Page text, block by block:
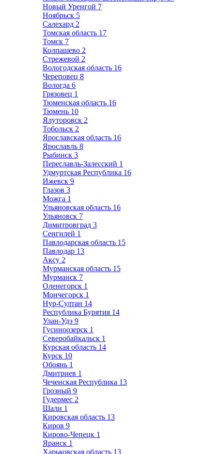
Новый Уренгой 7
Ноябрьск 5
Салехард 2
Томская область 17
Томск 7
Колпашево 2
Стрежевой 2
Вологодская область 16
Череповец 8
Вологда 6
Грязовец 1
Тюменская область 16
Тюмень 10
Ялуторовск 2
Тобольск 2
Ярославская область 16
Ярославль 8
Рыбинск 3
Переславль-Залесский 1
Удмуртская Республика 16
Ижевск 9
Глазов 3
Можга 1
Ульяновская область 16
Ульяновск 7
Димитровград 3
Сенгилей 1
Павлодарская область 15
Павлодар 13
Аксу 2
Мурманская область 15
Мурманск 7
Оленегорск 1
Мончегорск 1
Нур-Султан 14
Республика Бурятия 14
Улан-Удэ 9
Гусиноозерск 1
Северобайкальск 1
Курская область 14
Курск 10
Обоянь 1
Дмитриев 1
Чеченская Республика 13
Грозный 9
Гудермес 2
Шали 1
Кировская область 13
Киров 9
Кирово-Чепецк 1
Яранск 1
Харьковская область 13